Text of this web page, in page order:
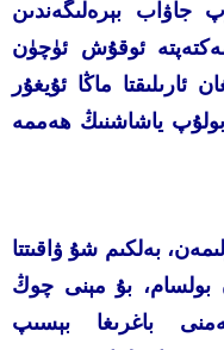
جاۋاب بېرەلىگەندىن
مەكتەپتە ئوقۇش ئۈچۈن
ئارىلىقتا ماڭا ئۇيغۇر
بولۇپ ياشاشنىڭ ھەممە
بەلكىم شۇ ۋاقىتتا
بولسام، بۇ مېنى چوڭ
باغرىغا بېسىپ